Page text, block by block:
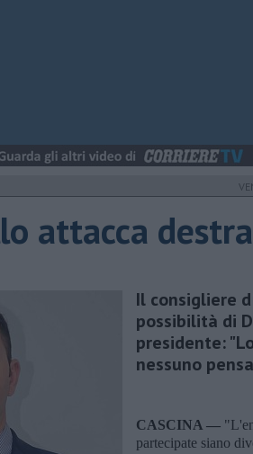
attacca
Il consigliere
possibilità di
presidente:
nessuno
CASCINA —
partecipate siano